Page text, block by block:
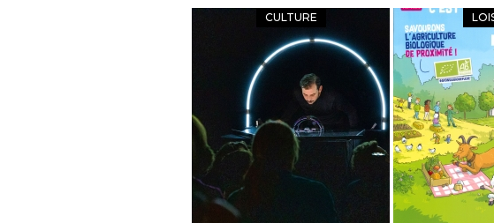
CULTURE